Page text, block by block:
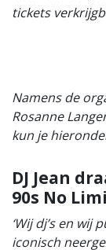
tickets
Namens de
Rosanne
kun je
DJ Jean
90s No
‘Wij dj’s en wij
iconisch